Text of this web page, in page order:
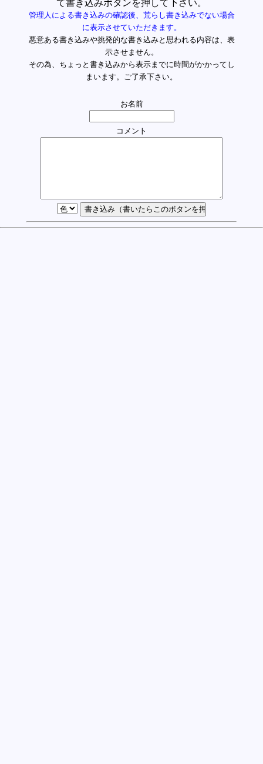
て書き込みボタンを押して下さい。
管理人による書き込みの確認後、荒らし書き込みでない場合
に表示させていただきます。
悪意ある書き込みや挑発的な書き込みと思われる内容は、表
示させません。
その為、ちょっと書き込みから表示までに時間がかかってし
まいます。ご了承下さい。
お名前
コメント